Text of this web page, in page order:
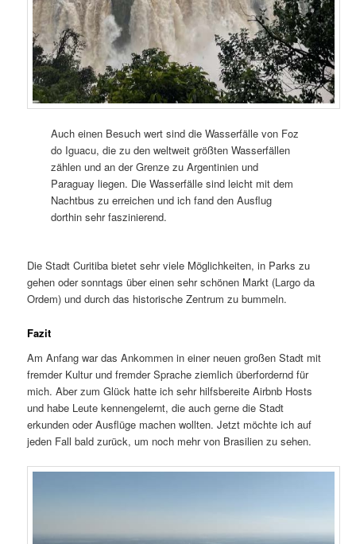
Auch einen Besuch wert sind die Wasserfälle von Foz
do Iguacu, die zu den weltweit größten Wasserfällen
zählen und an der Grenze zu Argentinien und
Paraguay liegen. Die Wasserfälle sind leicht mit dem
Nachtbus zu erreichen und ich fand den Ausflug
dorthin sehr faszinierend.
Die Stadt Curitiba bietet sehr viele Möglichkeiten, in Parks zu
gehen oder sonntags über einen sehr schönen Markt (Largo da
Ordem) und durch das historische Zentrum zu bummeln.
Fazit
Am Anfang war das Ankommen in einer neuen großen Stadt mit
fremder Kultur und fremder Sprache ziemlich überfordernd für
mich. Aber zum Glück hatte ich sehr hilfsbereite Airbnb Hosts
und habe Leute kennengelernt, die auch gerne die Stadt
erkunden oder Ausflüge machen wollten. Jetzt möchte ich auf
jeden Fall bald zurück, um noch mehr von Brasilien zu sehen.